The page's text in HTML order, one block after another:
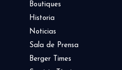
Boutiques
Historia
Noticias
Sala de Prensa
Berger Times